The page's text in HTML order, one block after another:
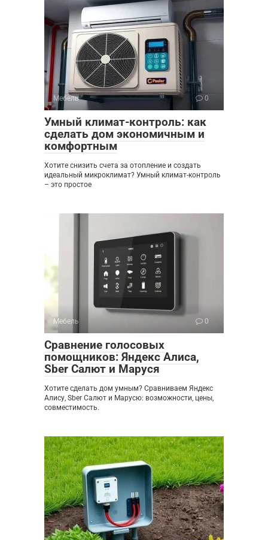
Мебель 0
Умный климат-контроль: как
сделать дом экономичным и
комфортным
Хотите снизить счета за отопление и создать
идеальный микроклимат? Умный климат-контроль
– это простое
Мебель 0
Сравнение голосовых
помощников: Яндекс Алиса,
Sber Салют и Маруся
Хотите сделать дом умным? Сравниваем Яндекс
Алису, Sber Салют и Марусю: возможности, цены,
совместимость.